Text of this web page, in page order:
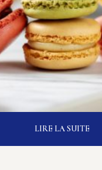
LIRE LA SUITE